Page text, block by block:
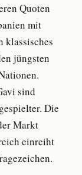
Quoten
mit
klassisches
jüngsten
sind
Die
Markt
einreiht